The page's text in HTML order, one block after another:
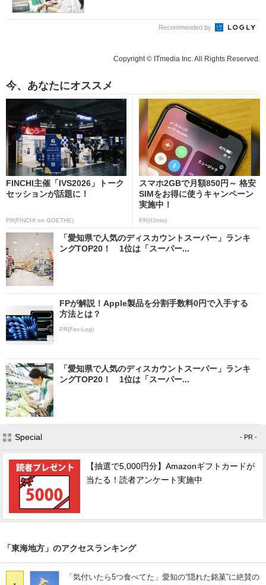
Recommended by
Copyright © ITmedia Inc. All Rights Reserved.
今、あなたにオススメ
FINCHI主催「IVS2026」トーク
セッションが話題に！
PR(FINCHI on GOETHE)
スマホ2GBで月額850円～ 格安
SIMをお得に使うキャンペーン
実施中！
PR(IIJmio)
「愛知県で人気のディスカウントスーパー」ランキ
ングTOP20！ 1位は「スーパー...
FPが解説！Apple製品を分割手数料0円で入手する
方法とは？
PR(Fav-Log)
「愛知県で人気のディスカウントスーパー」ランキ
ングTOP20！ 1位は「スーパー...
Special - PR -
【抽選で5,000円分】Amazonギフトカードが
当たる！読者アンケート実施中
「東海地方」のアクセスランキング
「気付いたら5つ食べてた」愛知の“隠れた銘菓”に絶賛の